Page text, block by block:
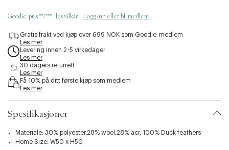
c
s
s
i
b
l
t
.
a
r
Goodie-pris **/*** - les vilkår Logg inn eller bli medlem
Gratis frakt ved kjøp over 699 NOK som Goodie-medlem
Les mer
Levering innen 2-5 virkedager
Les mer
30 dagers returrett
Les mer
Få 10% på ditt første kjøp som medlem
Les mer
Spesifikasjoner
Materiale: 30% polyester,28% wool,28% acr, 100% Duck feathers
Home Size: W50 x H50